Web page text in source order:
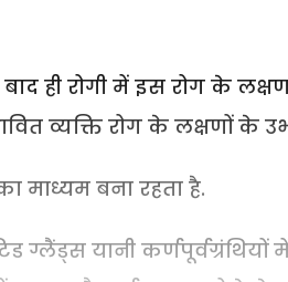
ही रोगी में इस रोग के
व्यक्ति रोग के लक्षणों
माध्यम बना रहता है.
ग्लैंड्स यानी